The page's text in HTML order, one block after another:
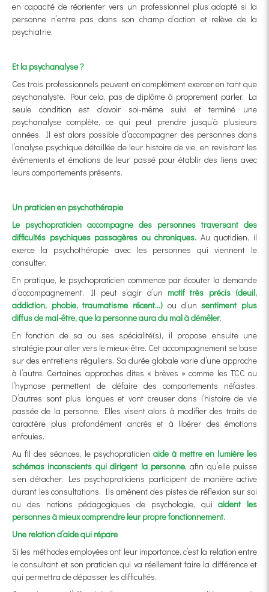
en capacité de réorienter vers un professionnel plus adapté si la
personne n’entre pas dans son champ d’action et relève de la
psychiatrie.
Et la psychanalyse ?
Ces trois professionnels peuvent en complément exercer en tant que
psychanalyste. Pour cela, pas de diplôme à proprement parler. La
seule condition est d’avoir soi-même suivi et terminé une
psychanalyse complète, ce qui peut prendre jusqu’à plusieurs
années. Il est alors possible d’accompagner des personnes dans
l’analyse psychique détaillée de leur histoire de vie, en revisitant les
évènements et émotions de leur passé pour établir des liens avec
leurs comportements présents.
Un praticien en psychothérapie
Le psychopraticien accompagne des personnes traversant des
difficultés psychiques passagères ou chroniques. Au quotidien, il
exerce la psychothérapie avec les personnes qui viennent le
consulter.
En pratique, le psychopraticien commence par écouter la demande
d’accompagnement. Il peut s’agir d’un motif très précis (deuil,
addiction, phobie, traumatisme récent…) ou d’unsentiment plus
diffus de mal-être, que la personne aura du mal à démêler.
En fonction de sa ou ses spécialité(s), il propose ensuite une
stratégie pour aller vers le mieux-être. Cet accompagnement se base
sur des entretiens réguliers. Sa durée globale varie d’une approche
à l’autre. Certaines approches dites « brèves » comme les TCC ou
l’hypnose permettent de défaire des comportements néfastes.
D’autres sont plus longues et vont creuser dans l’histoire de vie
passée de la personne. Elles visent alors à modifier des traits de
caractère plus profondément ancrés et à libérer des émotions
enfouies.
Au fil des séances, le psychopraticien aide à mettre en lumière les
schémas inconscients qui dirigent la personne, afin qu’elle puisse
s’en détacher. Les psychopraticiens participent de manière active
durant les consultations. Ils amènent des pistes de réflexion sur soi
ou des notions pédagogiques de psychologie, quiaident les
personnes à mieux comprendre leur propre fonctionnement.
Une relation d’aide qui répare
Si les méthodes employées ont leur importance, c’est la relation entre
le consultant et son praticien qui va réellement faire la différence et
qui permettra de dépasser les difficultés.